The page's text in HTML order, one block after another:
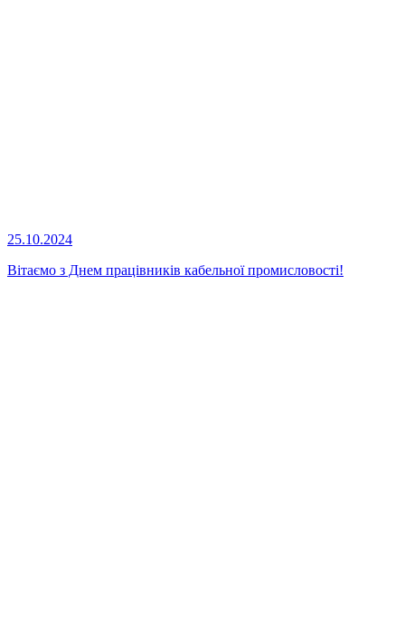
25.10.2024
Вітаємо з Днем працівників кабельної промисловості!